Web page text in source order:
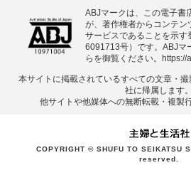
ABJマークは、この電子書
が、著作権者からコンテ
サービスであることを示す
6091713号）です。ABJマ
らを御覧ください。
https://
本サイトに掲載されているすべての⽂章・
社に帰属します。
他サイトや他媒体への無断転載・複製
COPYRIGHT © SHUFU TO SEIKATSU
reserved.